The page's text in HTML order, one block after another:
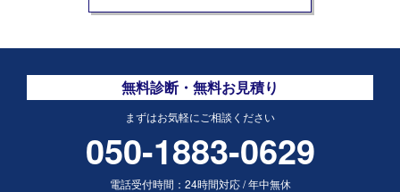
無料診断・無料お見積り
まずはお気軽にご相談ください
050-1883-0629
電話受付時間： 24時間対応/年中無休